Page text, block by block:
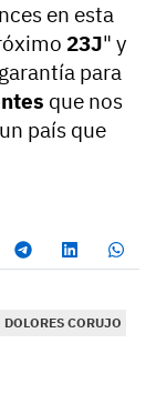
en esta
23J" y
para
que nos
país que
DOLORES CORUJO